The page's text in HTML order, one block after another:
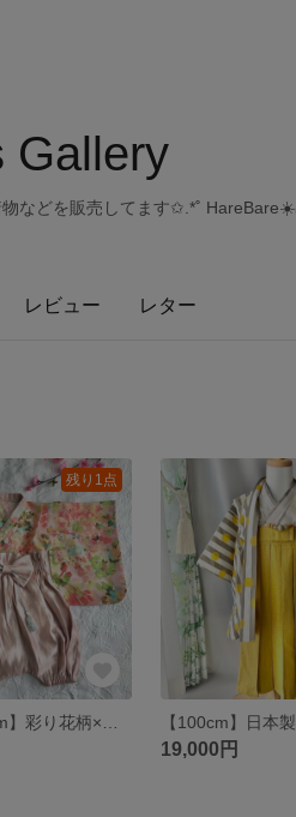
Gallery
などを販売してます✩.*˚
レビュー レター
残り1点
19,000円